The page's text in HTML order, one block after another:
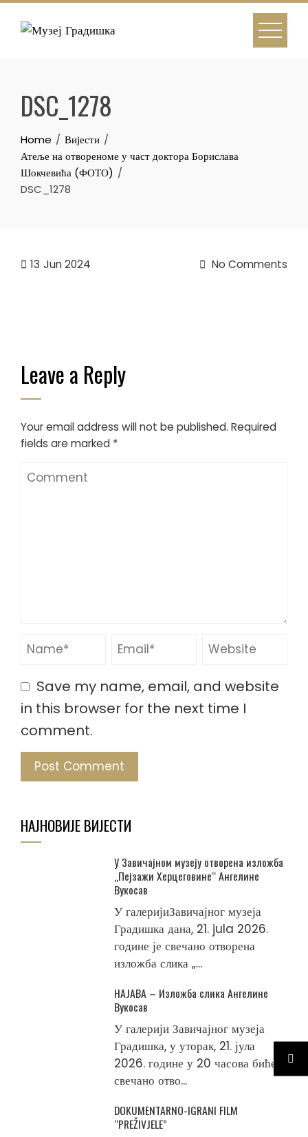
Skip
DSC_1278
Home
Вијести
Атеље на отвореноме у част доктора Борислава
Шокчевића (ФОТО)
DSC_1278
13 Jun 2024 No Comments
Leave a Reply
Your email address will not be published. Required
fields are marked *
Save my name, email, and website
in this browser for the next time I
comment.
НАЈНОВИЈЕ ВИЈЕСТИ
У Завичајном музеју отворена изложба
„Пејзажи Херцеговине“ Ангелине
Вукосав
У галеријиЗавичајног музеја
Градишка дана, 21. jula 2026.
године је свечано отворена
изложба слика „...
НАЈАВА – Изложба слика Ангелине
Вукосав
У галерији Завичајног музеја
Градишка, у уторак, 21. јула
2026. године у 20 часова биће
свечано отво...
DOKUMENTARNO-IGRANI FILM
“PREŽIVJELE”